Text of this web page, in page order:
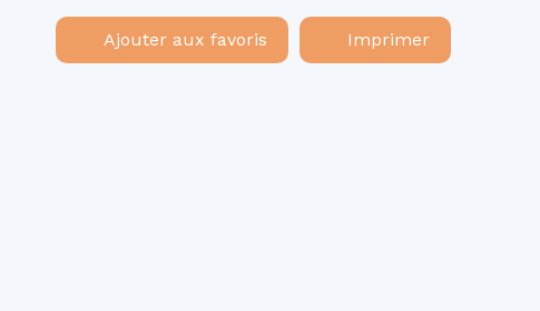
Ajouter aux favoris Imprimer